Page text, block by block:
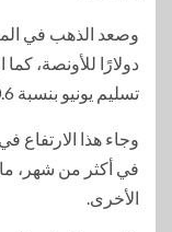
دولارًا للأونصة،
تسليم يونيو بنسبة 0.6% لتسجل 4852.40 دولارًا.
وجاء هذا الارتفاع
في أكثر من شهر،
الأخرى.